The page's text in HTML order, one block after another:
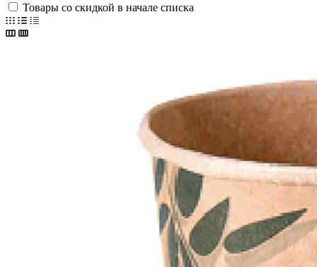
Товары со скидкой в начале списка